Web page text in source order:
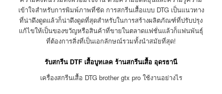
เข้าใจสำหรับการพิมพ์ภาพที่ชัด การสกรีนเสื้อแบบ DTG เป็นแนวทาง
ที่น่าดึงดูดแล้วก็น่าดึงดูดที่สุดสำหรับในการสร้างผลิตภัณฑ์ที่ปรับปรุง
แก้ไขให้เป็นของขวัญหรือสินค้าที่ขายในตลาดแฟชั่นแล้วก็แฟนพันธุ์
ที่ต้องการสิ่งที่เป็นเอกลักษณ์รวมทั้งนำสมัยที่สุด!
รับสกรีน DTF เสื้อบูทเลค ร้านสกรีนเสื้อ อุดรธานี
เครื่องสกรีนเสื้อ DTG brother gtx pro ใช้งานอย่างไร